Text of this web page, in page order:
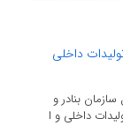
داخلی
بنادر و
داخلی و ا